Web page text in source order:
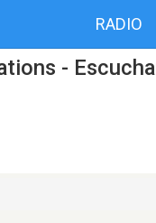
RADIO
-